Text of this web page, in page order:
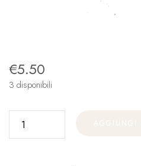
€5.50
3 disponibili